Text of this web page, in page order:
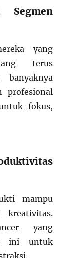
Segmen
yang
terus
banyaknya
profesional
fokus,
mampu
kreativitas.
yang
ini untuk